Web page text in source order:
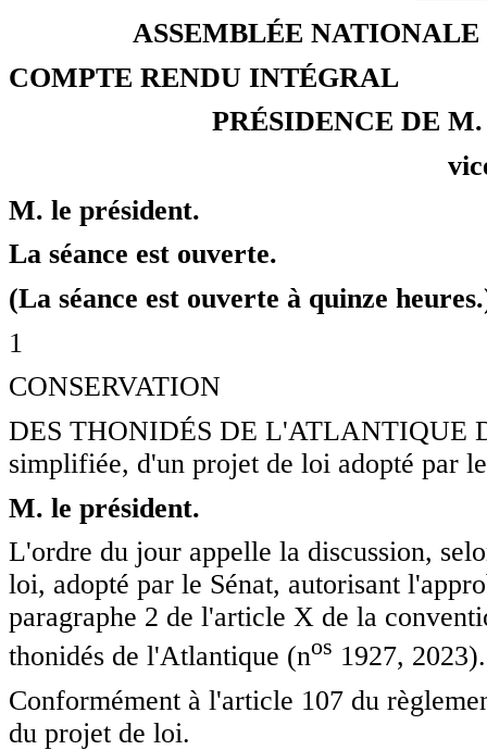
ASSEMBLÉE NATIONALE
COMPTE RENDU INTÉGRAL
PRÉSIDENCE DE
M. le président.
La séance est ouverte.
(La séance est ouverte à quinze
1
CONSERVATION
DES THONIDÉS DE L'ATLANTIQUE
simplifiée, d'un projet de loi adopté par
M. le président.
L'ordre du jour appelle la discussion,
loi, adopté par le Sénat, autorisant
paragraphe 2 de l'article X de la
thonidés de l'Atlantique (nos 1927, 2023).
Conformément à l'article 107 du
du projet de loi.